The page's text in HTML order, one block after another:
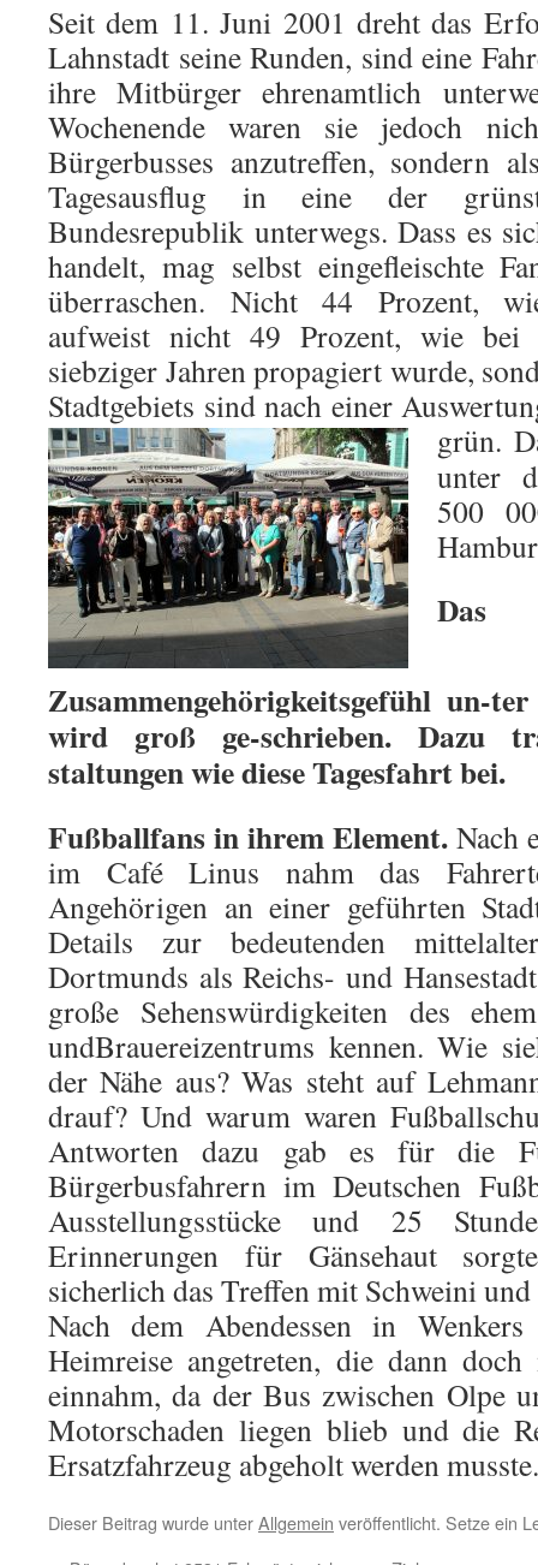
Seit dem 11. Juni 2001 dreht das
Lahnstadt seine Runden, sind eine
ihre Mitbürger ehrenamtlich
Wochenende waren sie jedoch
Bürgerbusses anzutreffen, sondern
Tagesausflug in eine der
Bundesrepublik unterwegs. Dass es
handelt, mag selbst eingefleischte
überraschen. Nicht 44 Prozent,
aufweist nicht 49 Prozent, wie bei
siebziger Jahren propagiert wurde,
Stadtgebiets sind nach einer
grün.
unter
500
Das
Zusammengehörigkeitsgefühl un-
wird groß ge-schrieben. Dazu
staltungen wie diese Tagesfahrt bei.
Fußballfans in ihrem Element. Nach
im Café Linus nahm das
Angehörigen an einer geführten
Details zur bedeutenden
Dortmunds als Reichs- und
große Sehenswürdigkeiten des
undBrauereizentrums kennen. Wie
der Nähe aus? Was steht auf
drauf? Und warum waren
Antworten dazu gab es für die
Bürgerbusfahrern im Deutschen
Ausstellungsstücke und 25
Erinnerungen für Gänsehaut
sicherlich das Treffen mit Schweini
Nach dem Abendessen in
Heimreise angetreten, die dann
einnahm, da der Bus zwischen Olpe
Motorschaden liegen blieb und die
Ersatzfahrzeug abgeholt werden musste.
Dieser Beitrag wurde unterAllgemein veröffentlicht. Setze ein